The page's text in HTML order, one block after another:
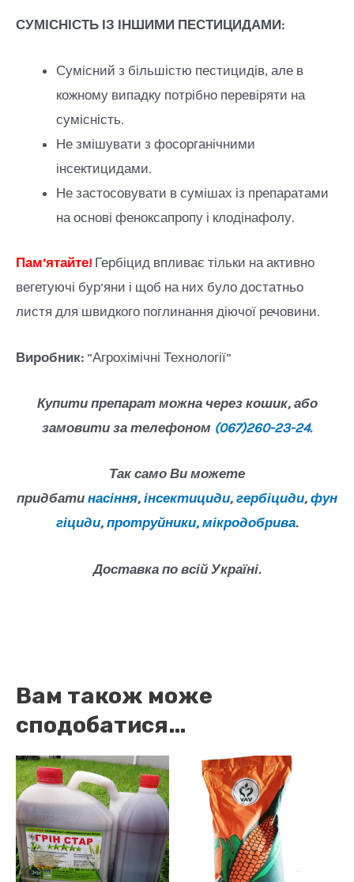
СУМІСНІСТЬ ІЗ ІНШИМИ ПЕСТИЦИДАМИ:
Сумісний з більшістю пестицидів, але в
кожному випадку потрібно перевіряти на
сумісність.
Не змішувати з фосорганічними
інсектицидами.
Не застосовувати в сумішах із препаратами
на основі феноксапропу і клодінафолу.
Пам’ятайте! Гербіцид впливає тільки на активно
вегетуючі бур’яни і щоб на них було достатньо
листя для швидкого поглинання діючої речовини.
Виробник: “Агрохімічні Технології”
Купити препарат можна через кошик, або
замовити за телефоном (067)260-23-24.
Так само Ви можете
придбати насіння, інсектициди, гербіциди, фун
гіциди, протруйники, мікродобрива.
Доставка по всій Україні.
Вам також може
сподобатися…